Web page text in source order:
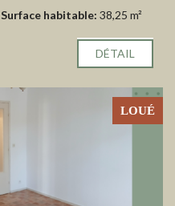
Surface habitable: 38,25 m²
DÉTAIL
LOUÉ